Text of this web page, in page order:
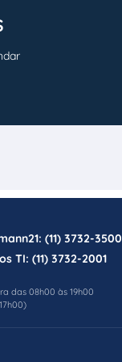
(11) 3732-3500
TI:(11) 3732-2001
das 08h00 às 19h00